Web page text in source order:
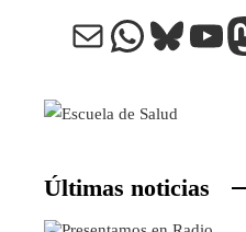
Correo electrónico
Últimas noticias